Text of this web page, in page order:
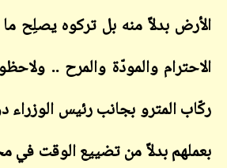
الأرض بدلاً منه بل تركوه يصلِح
الاحترام والمودّة والمرح ..
ركّاب المترو بجانب رئيس الوزراء
بعملهم بدلاً من تضييع الوقتفي